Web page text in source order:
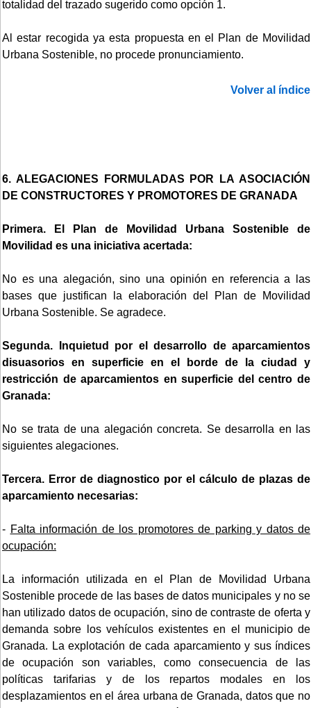
totalidad del trazado sugerido como opción 1.
Al estar recogida ya esta propuesta en el Plan de Movilidad
Urbana Sostenible, no procede pronunciamiento.
Volver al índice
6. ALEGACIONES FORMULADAS POR LA ASOCIACIÓN
DE CONSTRUCTORES Y PROMOTORES DE GRANADA
Primera. El Plan de Movilidad Urbana Sostenible de
Movilidad es una iniciativa acertada:
No es una alegación, sino una opinión en referencia a las
bases que justifican la elaboración del Plan de Movilidad
Urbana Sostenible. Se agradece.
Segunda. Inquietud por el desarrollo de aparcamientos
disuasorios en superficie en el borde de la ciudad y
restricción de aparcamientos en superficie del centro de
Granada:
No se trata de una alegación concreta. Se desarrolla en las
siguientes alegaciones.
Tercera. Error de diagnostico por el cálculo de plazas de
aparcamiento necesarias:
- Falta información de los promotores de parking y datos de
ocupación:
La información utilizada en el Plan de Movilidad Urbana
Sostenible procede de las bases de datos municipales y no se
han utilizado datos de ocupación, sino de contraste de oferta y
demanda sobre los vehículos existentes en el municipio de
Granada. La explotación de cada aparcamiento y sus índices
de ocupación son variables, como consecuencia de las
políticas tarifarias y de los repartos modales en los
desplazamientos en el área urbana de Granada, datos que no